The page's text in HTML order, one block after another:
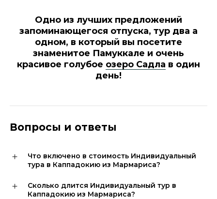
Одно из лучших предложений
запоминающегося отпуска, тур два а
одном, в который вы посетите
знаменитое Памуккале и очень
красивое голубое озеро Садла в один
день!
Вопросы и ответы
Что включено в стоимость Индивидуальный
тура в Каппадокию из Мармариса?
Сколько длится Индивидуальный тур в
Каппадокию из Мармариса?